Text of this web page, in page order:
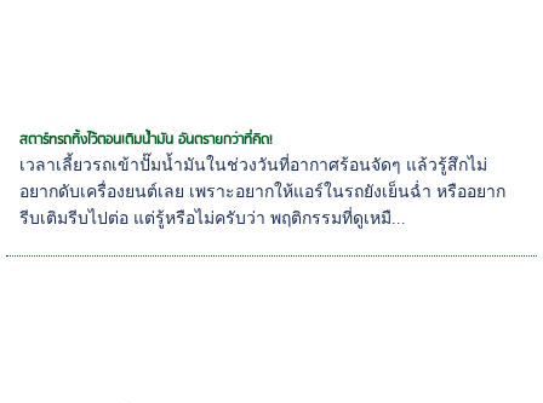
สตาร์ทรถทิ้งไว้ตอนเติมน้ำมัน อันตรายกว่าที่คิด!
เวลาเลี้ยวรถเข้าปั๊มน้ำมันในช่วงวันที่อากาศร้อนจัดๆ แล้วรู้สึกไม่
อยากดับเครื่องยนต์เลย เพราะอยากให้แอร์ในรถยังเย็นฉ่ำ หรืออยาก
รีบเติมรีบไปต่อ แต่รู้หรือไม่ครับว่า พฤติกรรมที่ดูเหมื...